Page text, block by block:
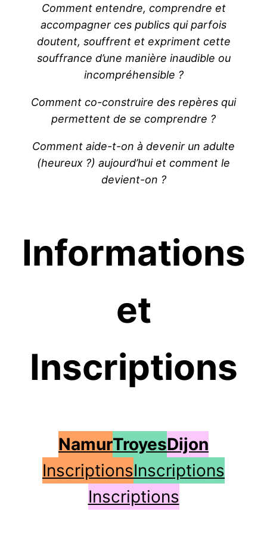
Comment entendre, comprendre et
accompagner ces publics qui parfois
doutent, souffrent et expriment cette
souffrance d’une manière inaudible ou
incompréhensible ?
Comment co-construire des repères qui
permettent de se comprendre ?
Comment aide-t-on à devenir un adulte
(heureux ?) aujourd’hui et comment le
devient-on ?
Informations
et
Inscriptions
NamurTroyesDijon
InscriptionsInscriptions
Inscriptions